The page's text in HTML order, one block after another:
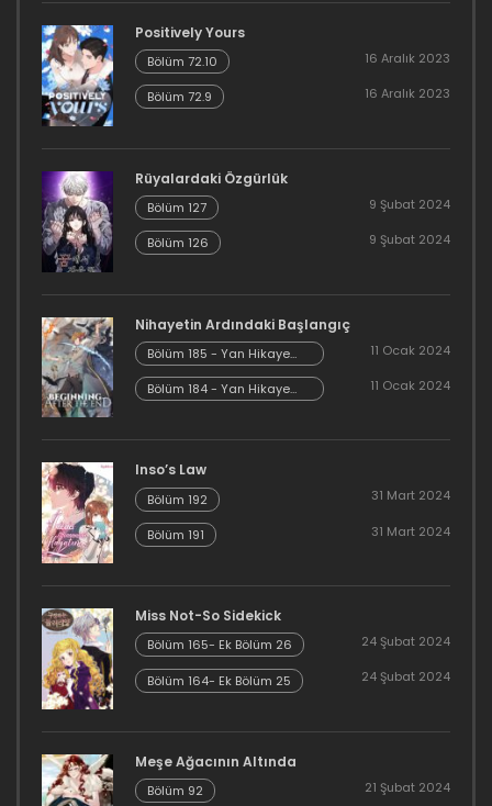
Bölüm 29
25 Haziran 2023
Bölüm 28
Bölüm 27
22 Haziran 2023
15 Mayıs 2023
Bölüm 25
Bölüm 24
23 Nisan 2023
23 Nisan 2023
Bölüm 22
23 Nisan 2023
Bölüm 21
23 Nisan 2023
Positively Yours
Bölüm 72.10 16 Aralık 2023
Bölüm 72.9 16 Aralık 2023
Rüyalardaki Özgürlük
Bölüm 127 9 Şubat 2024
Bölüm 126 9 Şubat 2024
Nihayetin Ardındaki Başlangıç
Bölüm 185 - Yan Hikaye
Kısım 7
11 Ocak 2024
Bölüm 184 - Yan Hikaye
Kısım 6
11 Ocak 2024
Inso’s Law
Bölüm 192 31 Mart 2024
Bölüm 191 31 Mart 2024
Miss Not-So Sidekick
Bölüm 165- Ek Bölüm 26 24 Şubat 2024
Bölüm 164- Ek Bölüm 25 24 Şubat 2024
Meşe Ağacının Altında
Bölüm 92 21 Şubat 2024